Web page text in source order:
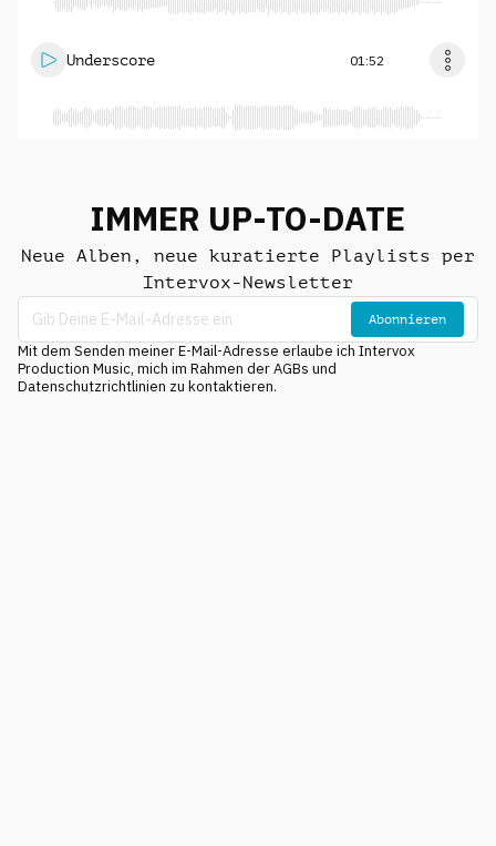
Underscore 01:52
IMMER UP-TO-DATE
Neue Alben, neue kuratierte Playlists per
Intervox-Newsletter
Abonnieren
Mit dem Senden meiner E-Mail-Adresse erlaube ich Intervox
Production Music, mich im Rahmen der AGBs und
Datenschutzrichtlinien zu kontaktieren.